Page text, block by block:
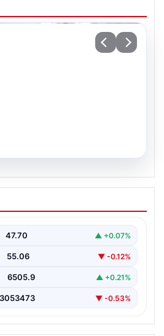
Ardından Gelen
Kızlarıyla Anıtkabir
sürdüren Abuzer ve Zeynep
47.70 ▲ +0.07%
55.06 ▼ -0.12%
6505.9 ▲ +0.21%
3053473 ▼ -0.53%